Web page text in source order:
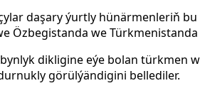
daşary ýurtly hünärmenleriň
Özbegistanda we
dikligine eýe bolan türkmen
görülýändigini bellediler.